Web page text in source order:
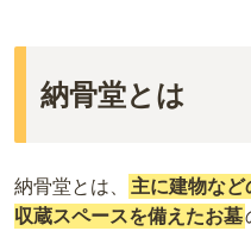
納骨堂とは
納骨堂とは、
主に建物な
収蔵スペースを備えたお墓